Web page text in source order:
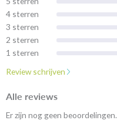
4 sterren
3 sterren
2 sterren
1 sterren
Review schrijven
Alle reviews
Er zijn nog geen beoordelingen.